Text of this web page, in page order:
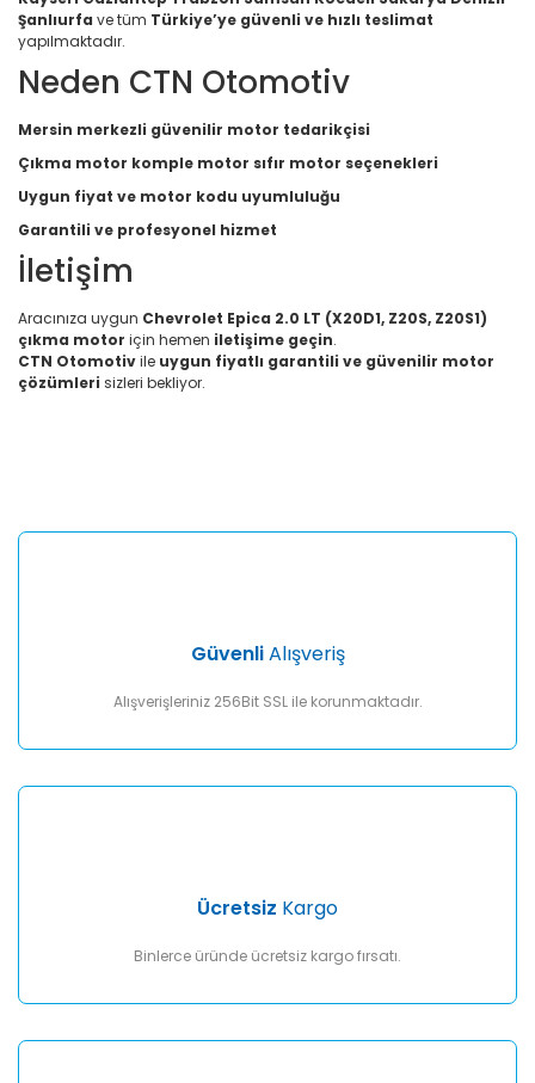
Şanlıurfa ve tüm Türkiye’ye güvenli ve hızlı teslimat
yapılmaktadır.
Neden CTN Otomotiv
Mersin merkezli güvenilir motor tedarikçisi
Çıkma motor komple motor sıfır motor seçenekleri
Uygun fiyat ve motor kodu uyumluluğu
Garantili ve profesyonel hizmet
İletişim
Aracınıza uygun Chevrolet Epica 2.0 LT (X20D1, Z20S, Z20S1)
çıkma motor için hemen iletişime geçin.
CTN Otomotivile uygun fiyatlı garantili ve güvenilir motor
çözümleri sizleri bekliyor.
Yorum Yaz
Ürün fiyatı diğer sitelerden daha pahalı.
GüvenliAlışveriş
Alışverişleriniz 256Bit SSL ile korunmaktadır.
Ücretsiz Kargo
Binlerce üründe ücretsiz kargo fırsatı.